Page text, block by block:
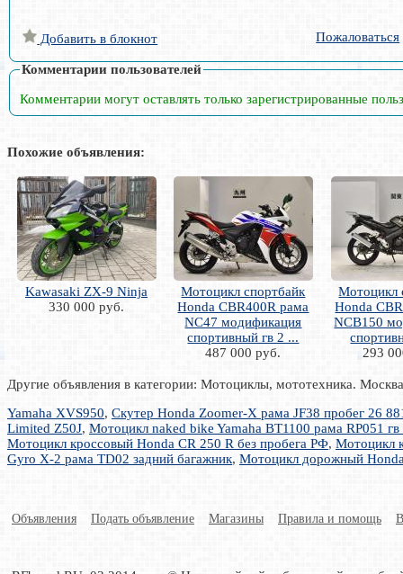
Добавить в блокнот Пожаловаться
Комментарии пользователей
Комментарии могут оставлять только зарегистрированные
Похожие объявления:
Kawasaki ZX-9 Ninja
330 000 руб.
Мотоцикл спортбайк
Honda CBR400R рама
NC47 модификация
спортивный гв 2 ...
487 000 руб.
Мотоцикл
Honda
NCB150
293
Другие объявления в категории: Мотоциклы, мототехника. Москва
Yamaha XVS950, Скутер Honda Zoomer-X рама JF38 пробег 26
Limited Z50J, Мотоцикл naked bike Yamaha BT1100 рама RP051 гв
Мотоцикл кроссовый Honda CR 250 R без пробега РФ, Мотоцикл
Gyro X-2 рама TD02 задний багажник, Мотоцикл дорожный Honda
Объявления Подать объявление Магазины Правила и помощь